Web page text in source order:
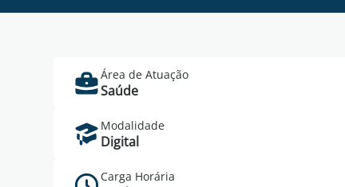
Área de Atuação
Saúde
Modalidade
Digital
Carga Horária